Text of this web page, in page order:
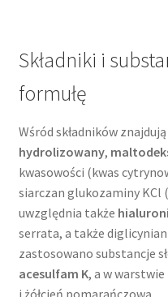
Składniki i
formułę
Wśród składników
hydrolizowany,
kwasowości (kwas
siarczan glukozaminy KCl
uwzględnia także
serrata, a także
zastosowano substancje
acesulfam K, a w